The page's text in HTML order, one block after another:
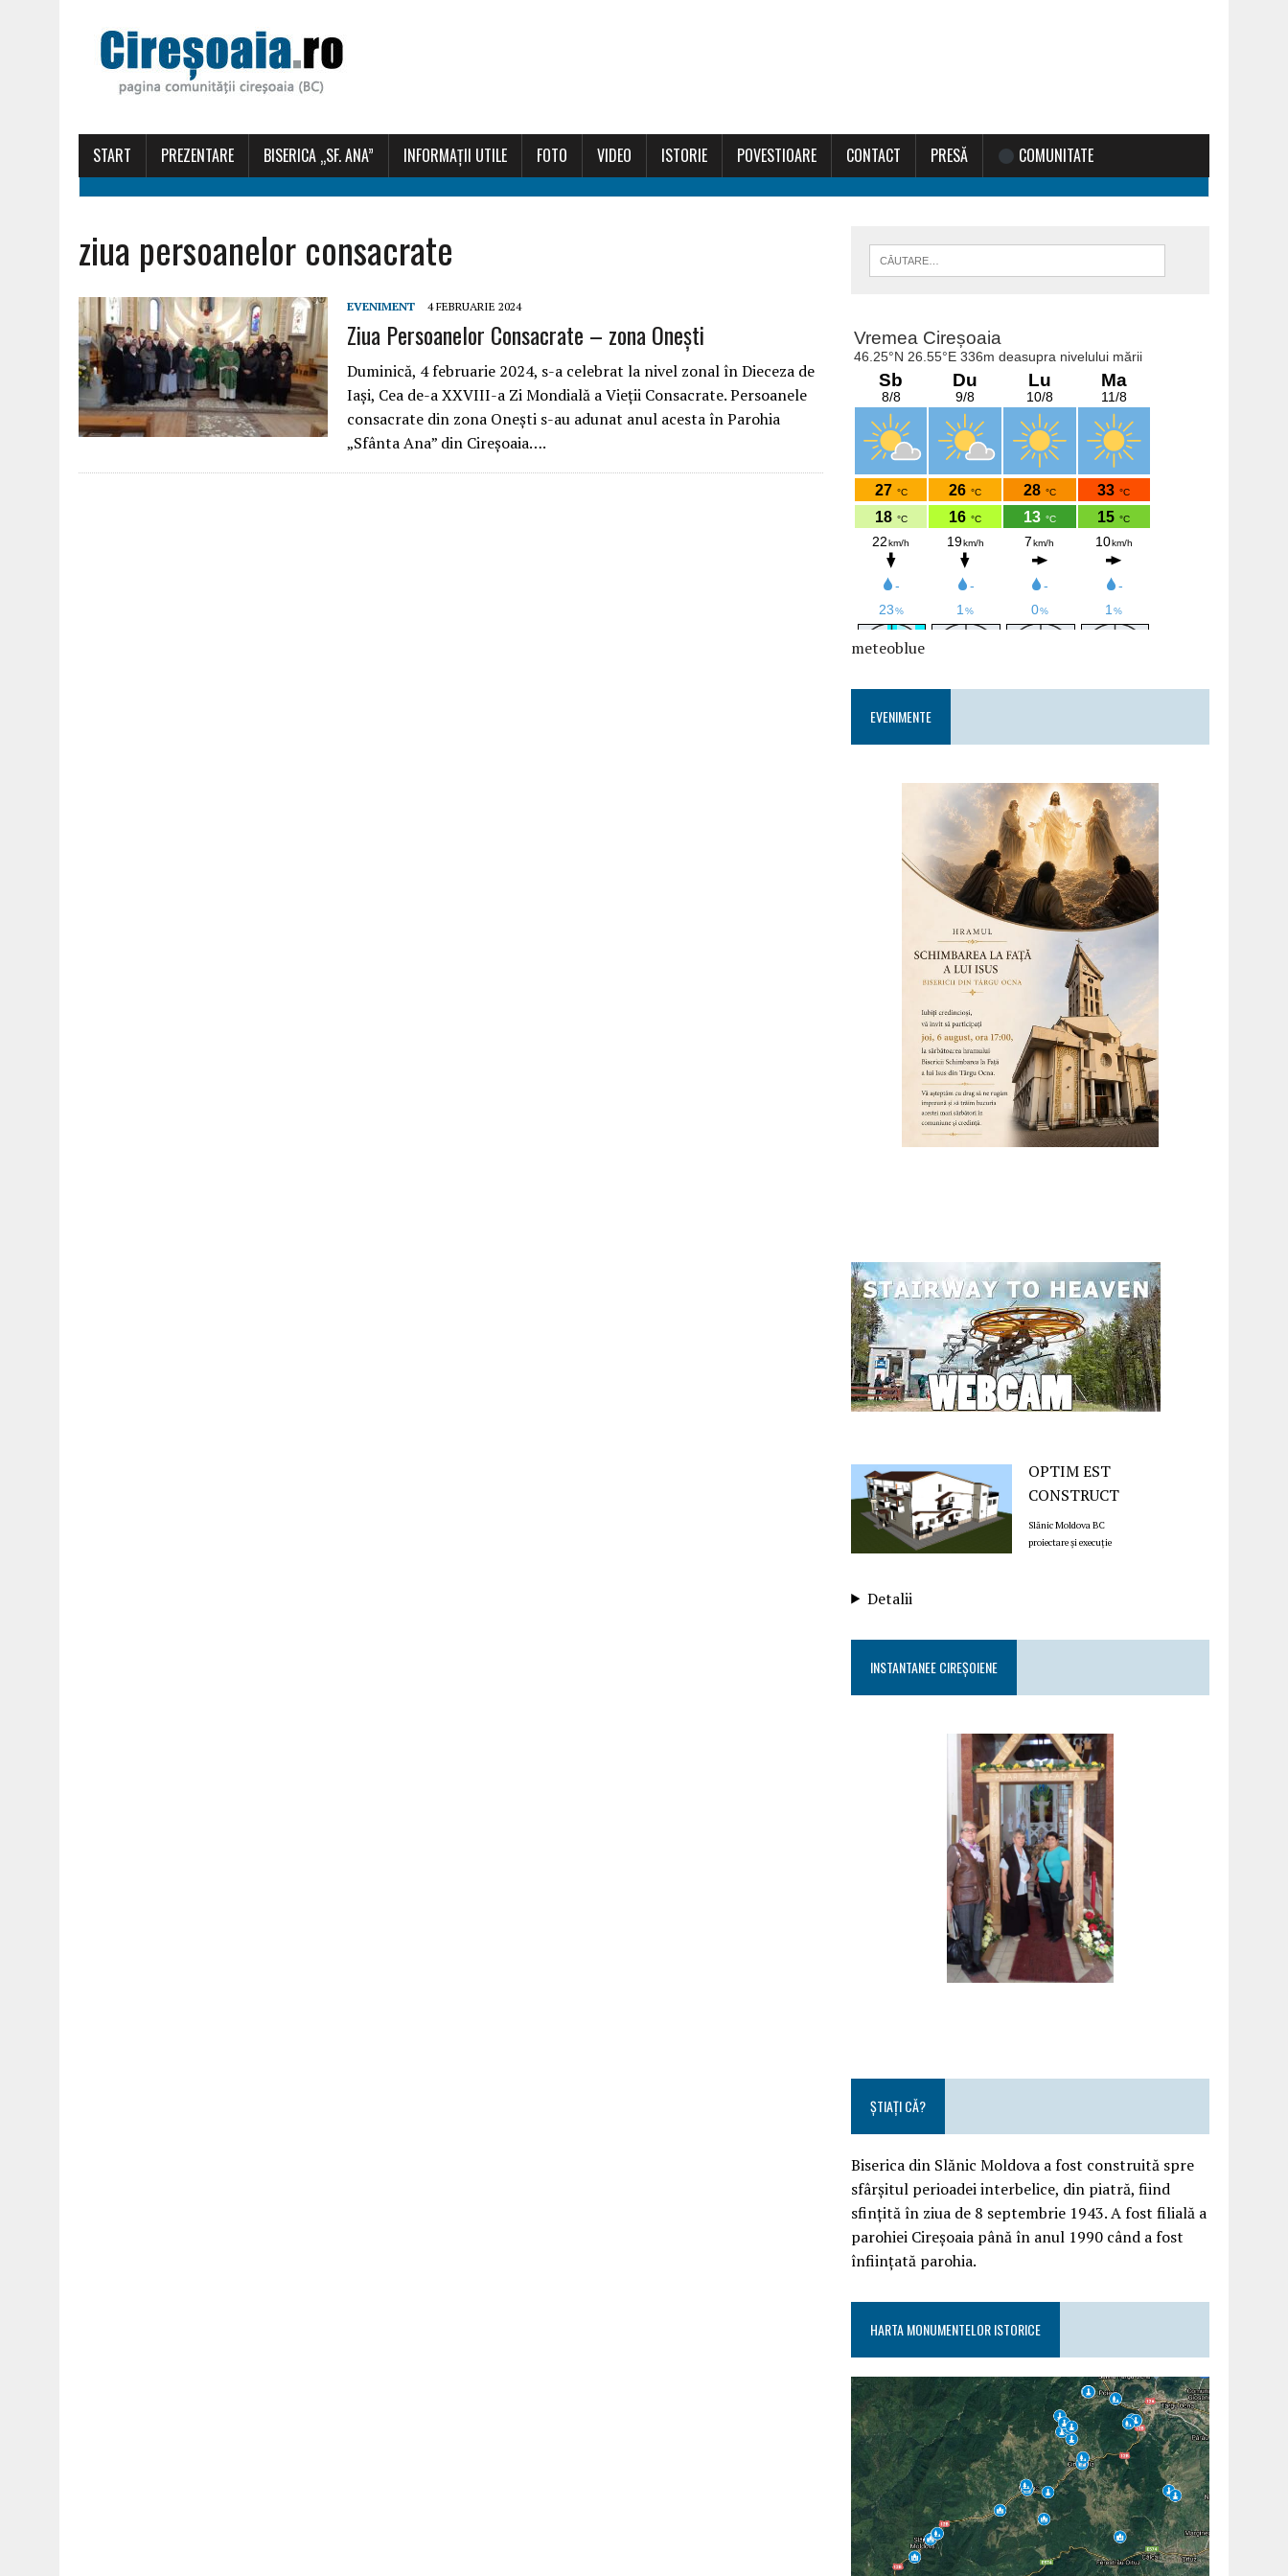
START PREZENTARE BISERICA „SF. ANA” INFORMAȚII UTILE FOTO VIDEO ISTORIE POVESTIOARE CONTACT PRESĂ COMUNITATE
ziua persoanelor consacrate
EVENIMENT 4 FEBRUARIE 2024
Ziua Persoanelor Consacrate – zona Oneşti
Duminică, 4 februarie 2024, s-a celebrat la nivel zonal în Dieceza de
Iaşi, Cea de-a XXVIII-a Zi Mondială a Vieţii Consacrate. Persoanele
consacrate din zona Oneşti s-au adunat anul acesta în Parohia
„Sfânta Ana” din Cireşoaia….
meteoblue
EVENIMENTE
OPTIM EST
CONSTRUCT
Slănic Moldova BC
proiectare și execuție
Detalii
INSTANTANEE CIREȘOIENE
ȘTIAȚI CĂ?
Biserica din Slănic Moldova a fost construită spre
sfârşitul perioadei interbelice, din piatră, fiind
sfinţită în ziua de 8 septembrie 1943. A fost filială a
parohiei Cireşoaia până în anul 1990 când a fost
înfiinţată parohia.
HARTA MONUMENTELOR ISTORICE